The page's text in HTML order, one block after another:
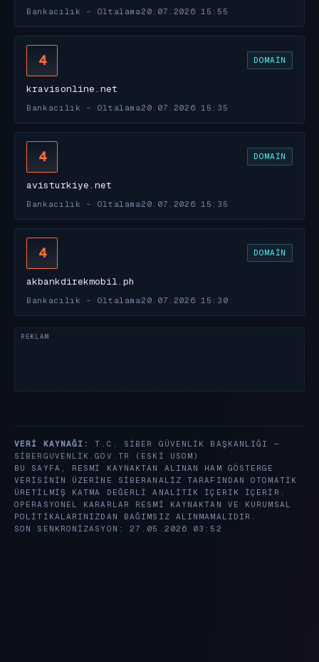
Bankacılık - Oltalama20.07.2026 15:55
4 DOMAIN
kravisonline.net
Bankacılık - Oltalama20.07.2026 15:35
4 DOMAIN
avisturkiye.net
Bankacılık - Oltalama20.07.2026 15:35
4 DOMAIN
akbankdirekmobil.ph
Bankacılık - Oltalama20.07.2026 15:30
VERI KAYNAĞI:
T.C. SIBER GÜVENLIK BAŞKANLIĞI —
SIBERGUVENLIK.GOV.TR
(ESKI USOM)
BU SAYFA, RESMI KAYNAKTAN ALINAN HAM GÖSTERGE
VERISININ ÜZERINE SIBERANALIZ TARAFINDAN OTOMATIK
ÜRETILMIŞ KATMA DEĞERLI ANALITIK IÇERIK IÇERIR.
OPERASYONEL KARARLAR RESMI KAYNAKTAN VE KURUMSAL
POLITIKALARINIZDAN BAĞIMSIZ ALINMAMALIDIR.
SON SENKRONIZASYON: 27.05.2026 03:52